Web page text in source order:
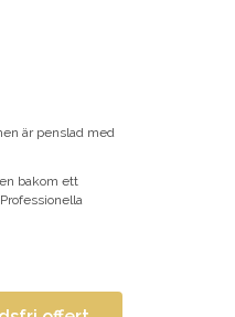
är penslad med
bakom ett